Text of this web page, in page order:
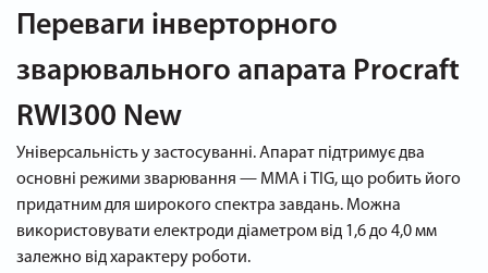
Переваги інверторного
зварювального апарата Procraft
RWI300 New
Універсальність у застосуванні. Апарат підтримує два
основні режими зварювання — MMA і TIG, що робить його
придатним для широкого спектра завдань. Можна
використовувати електроди діаметром від 1,6 до 4,0 мм
залежно від характеру роботи.